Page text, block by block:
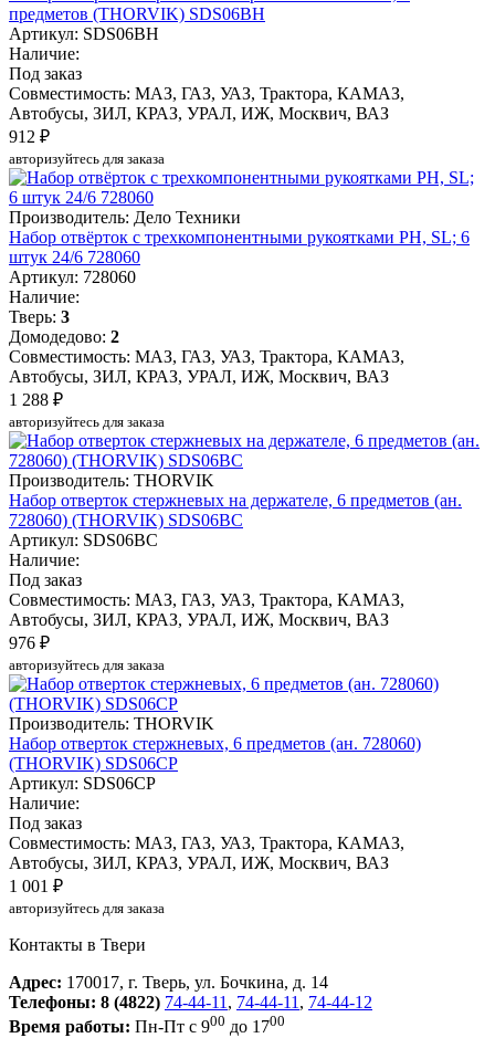
предметов (THORVIK) SDS06BH
Артикул: SDS06BH
Наличие:
Под заказ
Совместимость: МАЗ, ГАЗ, УАЗ, Трактора, КАМАЗ,
Автобусы, ЗИЛ, КРАЗ, УРАЛ, ИЖ, Москвич, ВАЗ
912 ₽
авторизуйтесь для заказа
Производитель: Дело Техники
Набор отвёрток c трехкомпонентными рукоятками PH, SL; 6
штук 24/6 728060
Артикул: 728060
Наличие:
Тверь: 3
Домодедово: 2
Совместимость: МАЗ, ГАЗ, УАЗ, Трактора, КАМАЗ,
Автобусы, ЗИЛ, КРАЗ, УРАЛ, ИЖ, Москвич, ВАЗ
1 288 ₽
авторизуйтесь для заказа
Производитель: THORVIK
Набор отверток стержневых на держателе, 6 предметов (ан.
728060) (THORVIK) SDS06BC
Артикул: SDS06BC
Наличие:
Под заказ
Совместимость: МАЗ, ГАЗ, УАЗ, Трактора, КАМАЗ,
Автобусы, ЗИЛ, КРАЗ, УРАЛ, ИЖ, Москвич, ВАЗ
976 ₽
авторизуйтесь для заказа
Производитель: THORVIK
Набор отверток стержневых, 6 предметов (ан. 728060)
(THORVIK) SDS06CP
Артикул: SDS06CP
Наличие:
Под заказ
Совместимость: МАЗ, ГАЗ, УАЗ, Трактора, КАМАЗ,
Автобусы, ЗИЛ, КРАЗ, УРАЛ, ИЖ, Москвич, ВАЗ
1 001 ₽
авторизуйтесь для заказа
Контакты в Твери
Адрес: 170017, г. Тверь, ул. Бочкина, д. 14
Телефоны: 8 (4822) 74-44-11 , 74-44-11 , 74-44-12
Время работы: Пн-Пт с 900 до 1700